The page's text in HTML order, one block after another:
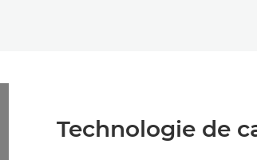
Technologie de